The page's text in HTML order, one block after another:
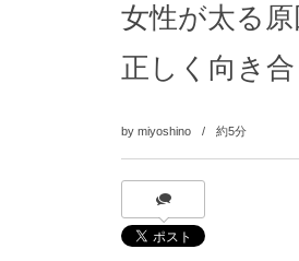
女性が太る
正しく向き
by miyoshino 約5分